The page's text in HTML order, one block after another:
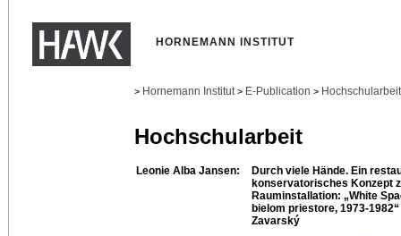
HORNEMANN INSTITUT
> Hornemann Institut > E-Publication >
Hochschularbeit
Leonie Alba Jansen:
Durch viele Hände. Ein
konservatorisches Konzept
Rauminstallation: „White
bielom priestore, 1973-
Zavarský